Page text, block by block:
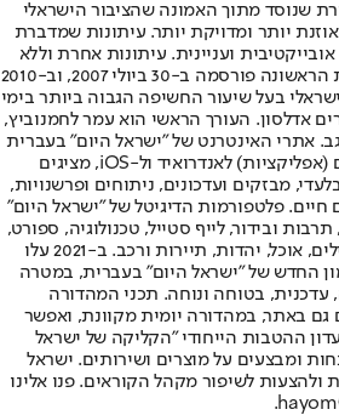
שנוסד מתוך האמונה שהציבור הישראלי
יותר ומדויקת יותר. עיתונות שמדברת
ועניינית. עיתונות אחרת וללא
תשלום. המהדורה המודפסת הראשונה פורסמה ב-30 ביולי 2007, וב-2010
בעל שיעור החשיפה הגבוה ביותר בימי
אדלסון. העורך הראשי הוא עמר לחמנוביץ,
אתרי האינטרנט של "ישראל היום" בעברית
ובאנגלית, כמו כן היישומונים (אפליקציות) לאנדרואיד ול-iOS, מציגים
מבזקים ועדכונים, ניתוחים ופרשנויות,
חיים. פלטפורמות הדיגיטל של "ישראל היום"
ובידור, לייף סטייל, טכנולוגיה, ספורט,
כלכלה וצרכנות, בריאות, חיילים, אוכל, יהדות, תיירות ורכב. ב-2021 עלו
החדש של "ישראל היום" בעברית, במטרה
עדכנית, בטוחה ונוחה. תכני המהדורה
גם באתר, במהדורה יומית מקוונת, ואפשר
ההטבות הייחודי "הקליקה של ישראל
ומבצעים על מוצרים ושירותים. ישראל
ולהצעות לשיפור מקהל הקוראים. פנו אלינו